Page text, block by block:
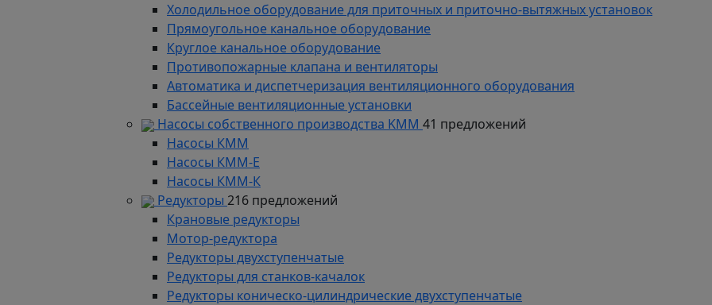
Холодильное оборудование для приточных и приточно-вытяжных установок
Прямоугольное канальное оборудование
Круглое канальное оборудование
Противопожарные клапана и вентиляторы
Автоматика и диспетчеризация вентиляционного оборудования
Бассейные вентиляционные установки
Насосы собственного производства KMM 41 предложений
Насосы КММ
Насосы КММ-Е
Насосы КММ-К
Редукторы 216 предложений
Крановые редукторы
Мотор-редуктора
Редукторы двухступенчатые
Редукторы для станков-качалок
Редукторы коническо-цилиндрические двухступенчатые